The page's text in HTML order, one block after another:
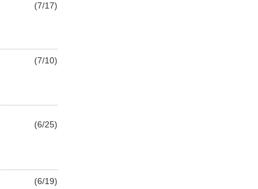
(7/17)
(7/10)
(6/25)
(6/19)